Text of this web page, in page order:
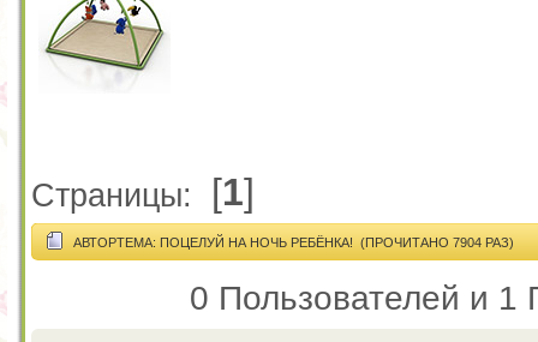
Страницы: [1]
АВТОРТЕМА: ПОЦЕЛУЙ НА НОЧЬ РЕБЁНКА! (ПРОЧИТАНО 7904 РАЗ)
0 Пользователей и 1